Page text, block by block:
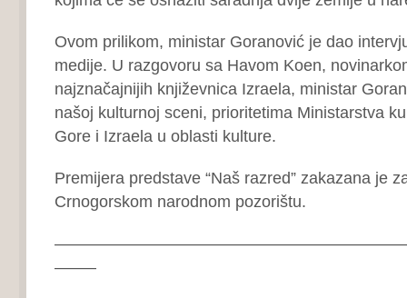
Ovom prilikom, ministar Goranović je dao
medije. U razgovoru sa Havom Koen,
najznačajnijih književnica Izraela, ministar
našoj kulturnoj sceni, prioritetima Ministarstva
Gore i Izraela u oblasti kulture.
Premijera predstave “Naš razred” zakazana je
Crnogorskom narodnom pozorištu.
——–